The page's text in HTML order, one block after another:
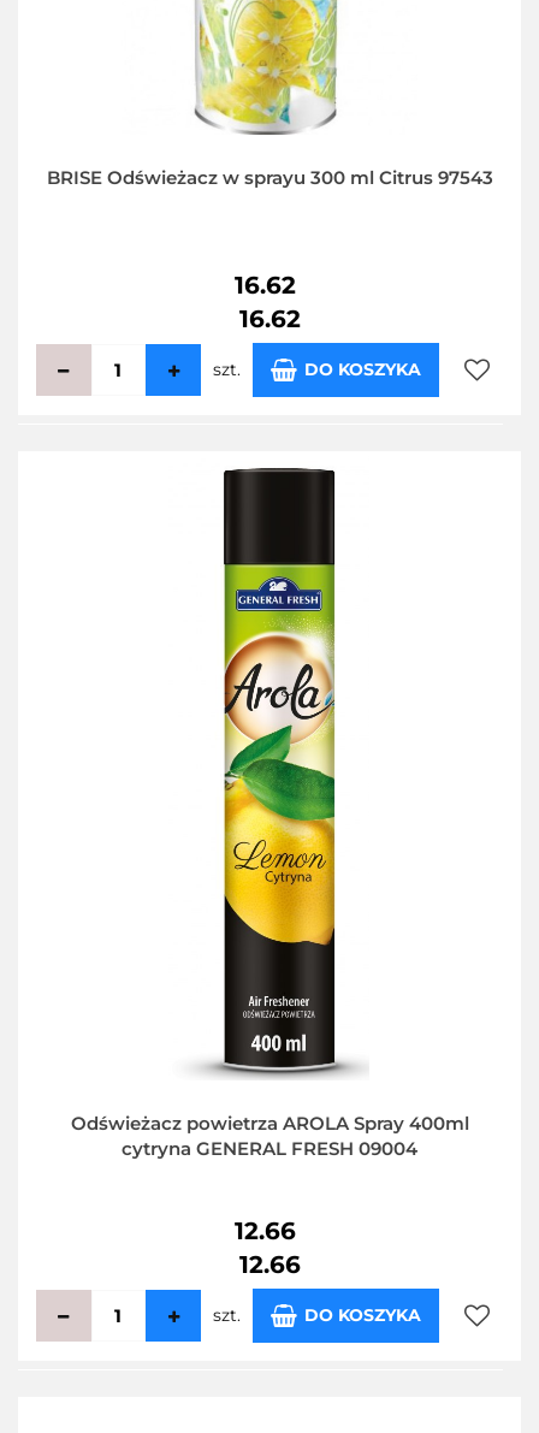
BRISE Odświeżacz w sprayu 300 ml Citrus 97543
16.62
16.62
szt. DO KOSZYKA
Odświeżacz powietrza AROLA Spray 400ml
cytryna GENERAL FRESH 09004
12.66
12.66
szt. DO KOSZYKA